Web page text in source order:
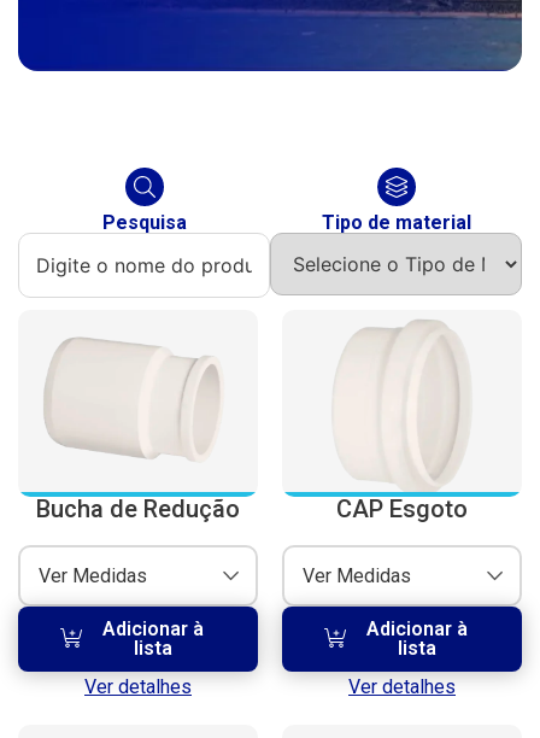
Pesquisa Tipo de material
Bucha de Redução
Ver Medidas
Adicionar à
lista
Ver detalhes
CAP Esgoto
Ver Medidas
Adicionar à
lista
Ver detalhes